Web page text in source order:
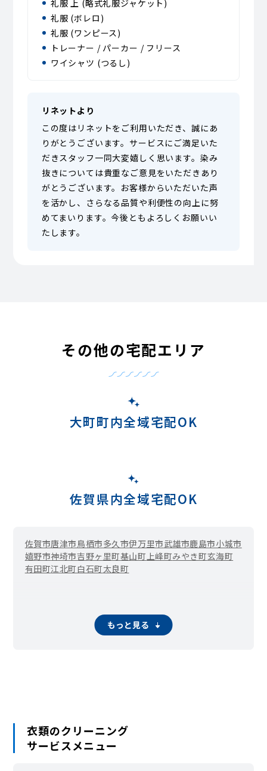
礼服 上 (略式礼服ジャケット)
礼服 (ボレロ)
礼服 (ワンピース)
トレーナー / パーカー / フリース
ワイシャツ (つるし)
リネットより
この度はリネットをご利用いただき、誠にあ
りがとうございます。サービスにご満足いた
だきスタッフ一同大変嬉しく思います。染み
抜きについては貴重なご意見をいただきあり
がとうございます。お客様からいただいた声
を活かし、さらなる品質や利便性の向上に努
めてまいります。今後ともよろしくお願いい
たします。
その他の宅配エリア
大町町内全域宅配OK
佐賀県内全域宅配OK
佐賀市唐津市鳥栖市多久市伊万里市武雄市鹿島市小城市
嬉野市神埼市吉野ヶ里町基山町 上峰町みやき町玄海町
有田町江北町白石町太良町
もっと見る
衣類のクリーニング
サービスメニュー